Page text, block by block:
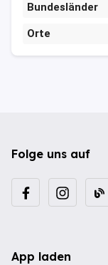
Bundesländer
Orte
Folge uns auf
App laden